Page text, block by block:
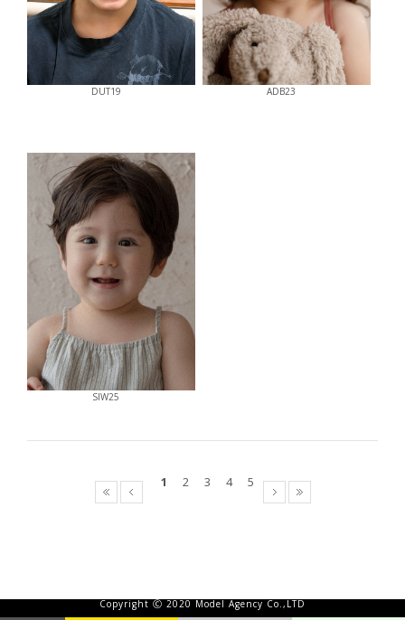
DUT19 ADB23
SIW25
1 2 3 4 5
Copyright Ⓒ 2020 Model Agency Co.,LTD